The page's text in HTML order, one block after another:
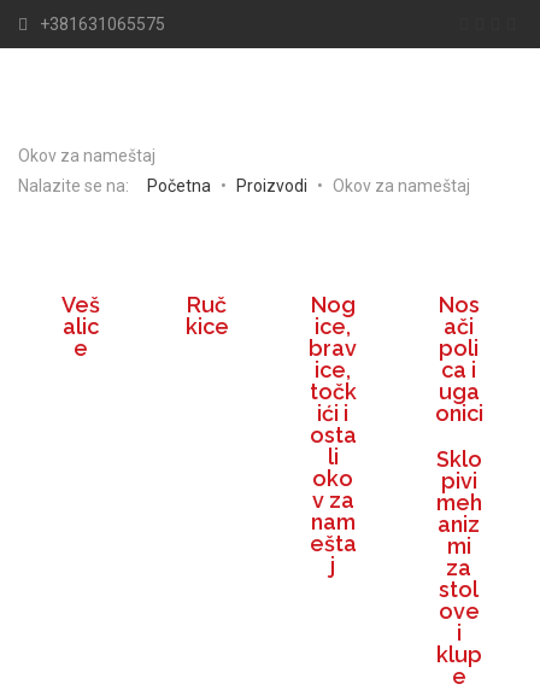
+381631065575
Okov za nameštaj
Nalazite se na:
Početna • Proizvodi • Okov za nameštaj
Veš
alic
e
Ruč
kice
Nog
ice,
brav
ice,
točk
ići i
osta
li
oko
v za
nam
ešta
j
Nos
ači
poli
ca i
uga
onici
Sklo
pivi
meh
aniz
mi
za
stol
ove
i
klup
e